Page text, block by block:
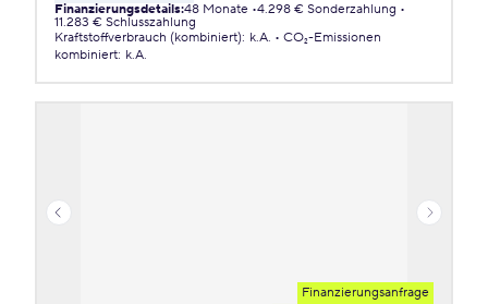
Finanzierungsdetails:48 Monate 4.298 € Sonderzahlung
11.283 € Schlusszahlung
Kraftstoffverbrauch (kombiniert): k.A.
CO₂-Emissionen
kombiniert: k.A.
Finanzierungsanfrage